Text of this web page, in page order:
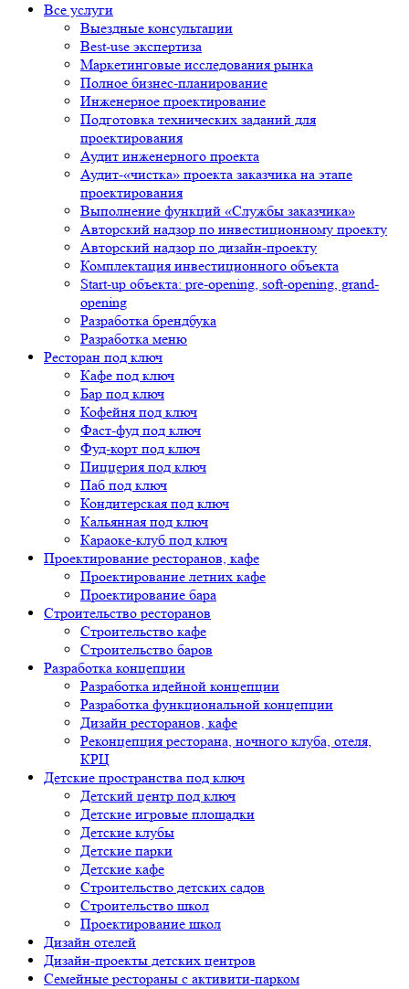
Все услуги
Выездные консультации
Best-use экспертиза
Маркетинговые исследования рынка
Полное бизнес-планирование
Инженерное проектирование
Подготовка технических заданий для
проектирования
Аудит инженерного проекта
Аудит-«чистка» проекта заказчика на этапе
проектирования
Выполнение функций «Службы заказчика»
Авторский надзор по инвестиционному проекту
Авторский надзор по дизайн-проекту
Комплектация инвестиционного объекта
Start-up объекта: pre-opening, soft-opening, grand-
opening
Разработка брендбука
Разработка меню
Ресторан под ключ
Кафе под ключ
Бар под ключ
Кофейня под ключ
Фаст-фуд под ключ
Фуд-корт под ключ
Пиццерия под ключ
Паб под ключ
Кондитерская под ключ
Кальянная под ключ
Караоке-клуб под ключ
Проектирование ресторанов, кафе
Проектирование летних кафе
Проектирование бара
Строительство ресторанов
Строительство кафе
Строительство баров
Разработка концепции
Разработка идейной концепции
Разработка функциональной концепции
Дизайн ресторанов, кафе
Реконцепция ресторана, ночного клуба, отеля,
КРЦ
Детские пространства под ключ
Детский центр под ключ
Детские игровые площадки
Детские клубы
Детские парки
Детские кафе
Строительство детских садов
Строительство школ
Проектирование школ
Дизайн отелей
Дизайн-проекты детских центров
Семейные рестораны с активити-парком